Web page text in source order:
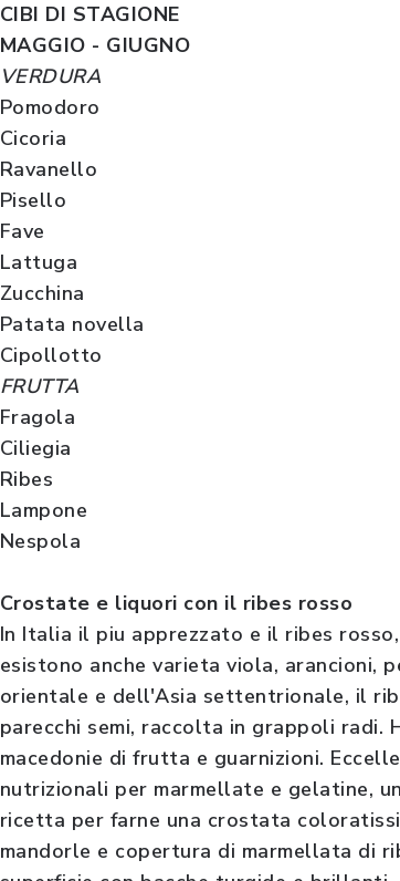
CIBI DI STAGIONE
MAGGIO - GIUGNO
VERDURA
Pomodoro
Cicoria
Ravanello
Pisello
Fave
Lattuga
Zucchina
Patata novella
Cipollotto
FRUTTA
Fragola
Ciliegia
Ribes
Lampone
Nespola
Crostate e liquori con il ribes rosso
In Italia il piu apprezzato e il ribes
esistono anche varieta viola, arancioni,
orientale e dell'Asia settentrionale, il
parecchi semi, raccolta in grappoli
macedonie di frutta e guarnizioni.
nutrizionali per marmellate e gelatine,
ricetta per farne una crostata
mandorle e copertura di marmellata di